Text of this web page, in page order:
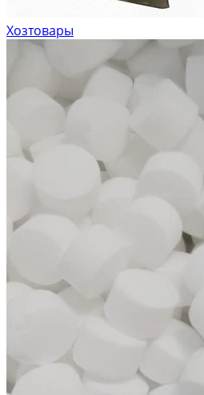
Хозтовары